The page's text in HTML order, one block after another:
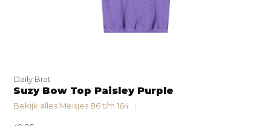
Daily Brat
Suzy Bow Top Paisley Purple
Bekijk alles Meisjes 86 t/m 164